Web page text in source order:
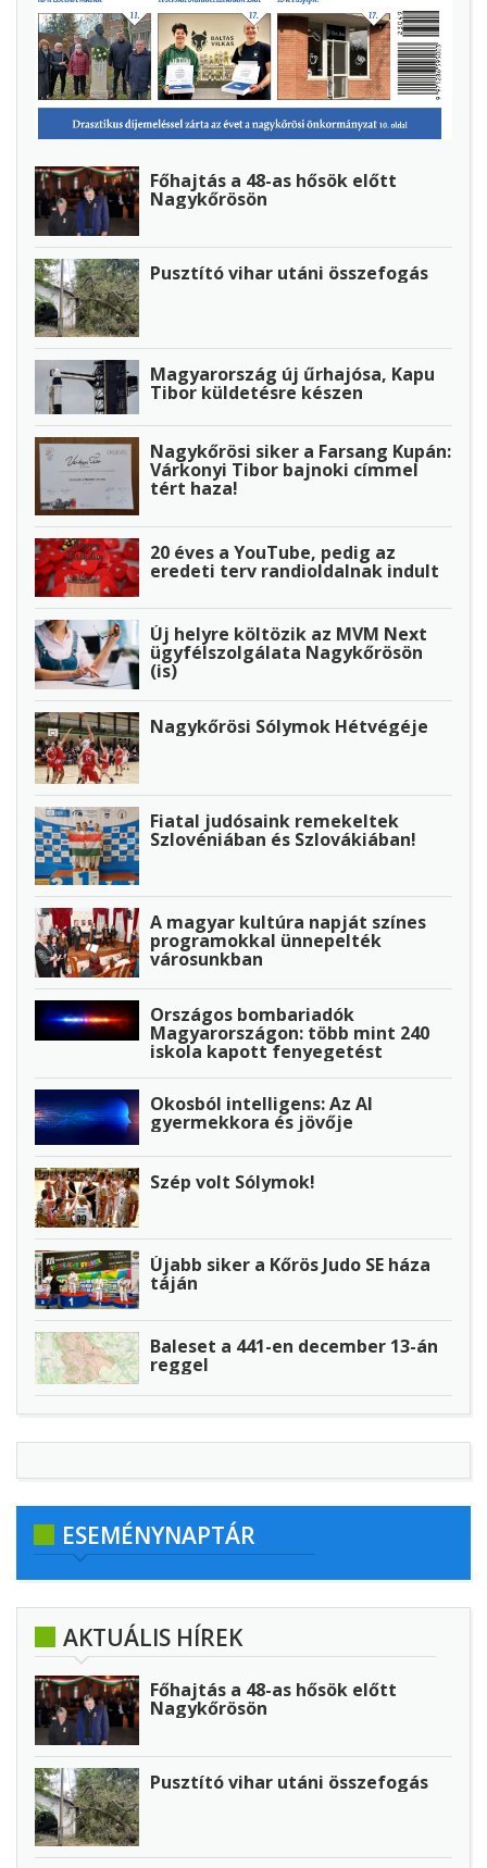
Főhajtás a 48-as hősök előtt
Nagykőrösön
Pusztító vihar utáni összefogás
Magyarország új űrhajósa, Kapu
Tibor küldetésre készen
Nagykőrösi siker a Farsang Kupán:
Várkonyi Tibor bajnoki címmel
tért haza!
20 éves a YouTube, pedig az
eredeti terv randioldalnak indult
Új helyre költözik az MVM Next
ügyfélszolgálata Nagykőrösön
(is)
Nagykőrösi Sólymok Hétvégéje
Fiatal judósaink remekeltek
Szlovéniában és Szlovákiában!
A magyar kultúra napját színes
programokkal ünnepelték
városunkban
Országos bombariadók
Magyarországon: több mint 240
iskola kapott fenyegetést
Okosból intelligens: Az AI
gyermekkora és jövője
Szép volt Sólymok!
Újabb siker a Kőrös Judo SE háza
táján
Baleset a 441-en december 13-án
reggel
ESEMÉNYNAPTÁR
AKTUÁLIS HÍREK
Főhajtás a 48-as hősök előtt
Nagykőrösön
Pusztító vihar utáni összefogás